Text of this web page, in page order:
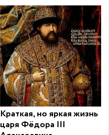
Краткая, но яркая жизнь
царя Фёдора III